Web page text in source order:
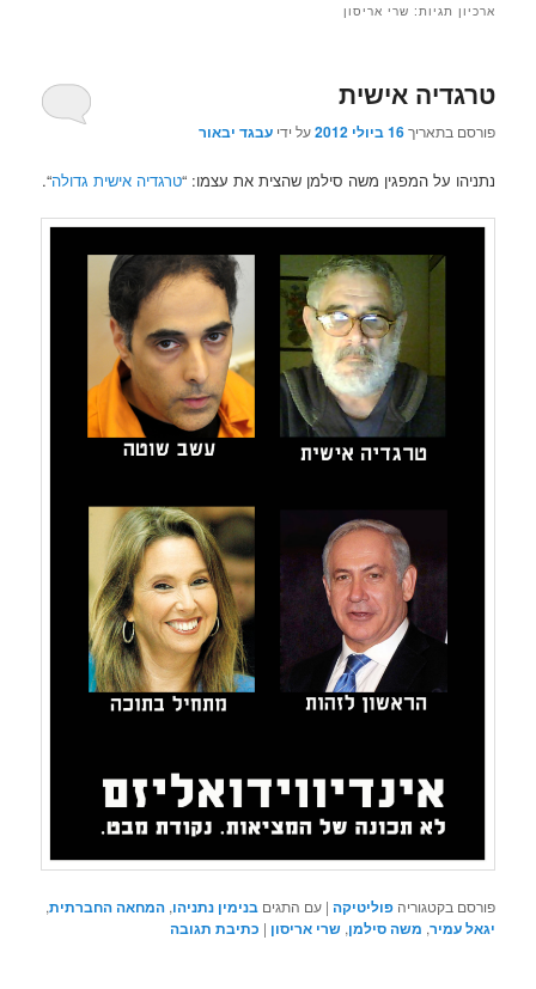
ארכיון תגיות: שרי אריסון
טרגדיה אישית
פורסם בתאריך16 ביולי 2012 על ידיעבגד יבאור
נתניהו על המפגין משה סילמן שהצית את עצמו: “טרגדיה אישית גדולה“.
פורסם בקטגוריה פוליטיקה |עם התגים בנימין נתניהו,המחאה החברתית,
יגאל עמיר, משה סילמן,שרי אריסון | כתיבת תגובה